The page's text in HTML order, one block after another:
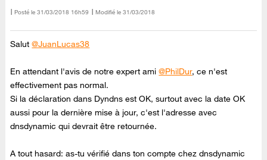
Posté le ‎31/03/2018 16h59 Modifié le 31/03/2018
Salut@JuanLucas38
En attendant l'avis de notre expert ami@PhilDur, ce n'est
effectivement pas normal.
Si la déclaration dans Dyndns est OK, surtout avec la date OK
aussi pour la dernière mise à jour, c'est l'adresse avec
dnsdynamic qui devrait être retournée.
A tout hasard: as-tu vérifié dans ton compte chez dnsdynamic